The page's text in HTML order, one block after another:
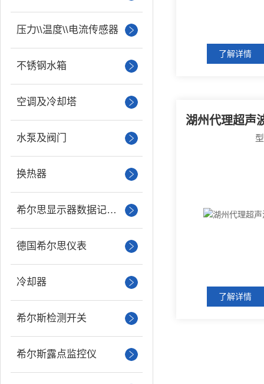
压力\\温度\\电流传感器
不锈钢水箱
空调及冷却塔
水泵及阀门
换热器
希尔思显示器数据记录仪
德国希尔思仪表
冷却器
希尔斯检测开关
希尔斯露点监控仪
了解详情
了解详情